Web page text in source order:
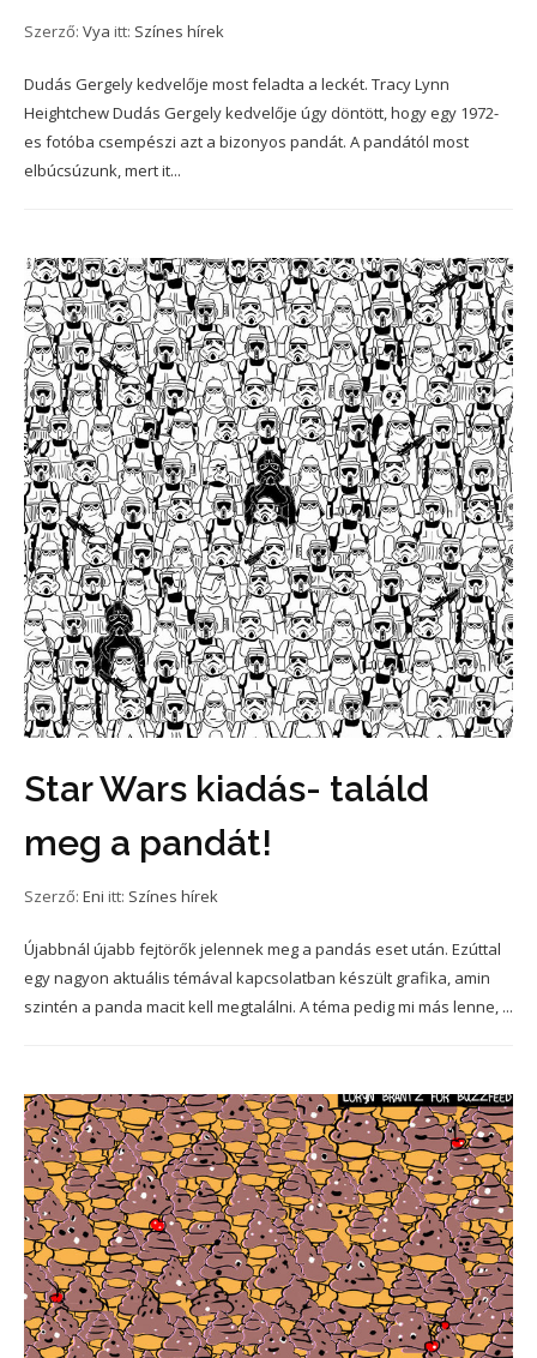
Szerző: Vya itt: Színes hírek
Dudás Gergely kedvelője most feladta a leckét. Tracy Lynn
Heightchew Dudás Gergely kedvelője úgy döntött, hogy egy 1972-
es fotóba csempészi azt a bizonyos pandát. A pandától most
elbúcsúzunk, mert it...
Star Wars kiadás- találd
meg a pandát!
Szerző: Eni itt: Színes hírek
Újabbnál újabb fejtörők jelennek meg a pandás eset után. Ezúttal
egy nagyon aktuális témával kapcsolatban készült grafika, amin
szintén a panda macit kell megtalálni. A téma pedig mi más lenne, ...